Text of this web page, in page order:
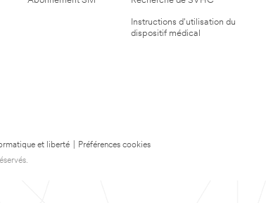
Instructions d'utilisation du
dispositif médical
et liberté
Préférences cookies